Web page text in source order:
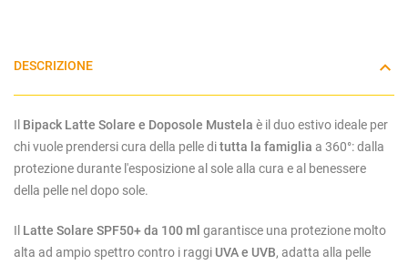
DESCRIZIONE
Il Bipack Latte Solare e Doposole Mustela è il duo estivo ideale per
chi vuole prendersi cura della pelle ditutta la famiglia a 360°: dalla
protezione durante l'esposizione al sole alla cura e al benessere
della pelle nel dopo sole.
Il Latte Solare SPF50+ da 100 ml garantisce una protezione molto
alta ad ampio spettro contro i raggi UVA e UVB, adatta alla pelle